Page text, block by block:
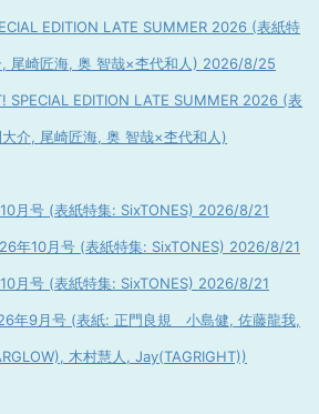
EDITION LATE SUMMER 2026 (表紙特
尾崎匠海, 奥 智哉×杢代和人) 2026/8/25
SPECIAL EDITION LATE SUMMER 2026 (表
介, 尾崎匠海, 奥 智哉×杢代和人)
月号 (表紙特集: SixTONES) 2026/8/21
年10月号 (表紙特集: SixTONES) 2026/8/21
月号 (表紙特集: SixTONES) 2026/8/21
年9月号 (表紙: 正門良規 小島健, 佐藤龍我,
木村慧人, Jay(TAGRIGHT))